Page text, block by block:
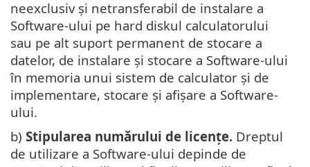
neexclusiv și netransferabil de instalare a
Software-ului pe hard diskul calculatorului
sau pe alt suport permanent de stocare a
datelor, de instalare și stocare a Software-ului
în memoria unui sistem de calculator și de
implementare, stocare și afișare a Software-
ului.
b) Stipularea numărului de licențe. Dreptul
de utilizare a Software-ului depinde de